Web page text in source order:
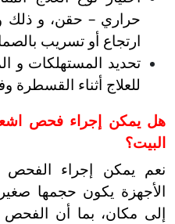
حراري – حقن، و ذلك
ارتجاع أو تسريب
تحديد المستهلكات و
للعلاج أثناء القسطرة
هل يمكن إجراء فحص
البيت؟
نعم يمكن إجراء
الأجهزة يكون حجمها
إلى مكان، بما أن